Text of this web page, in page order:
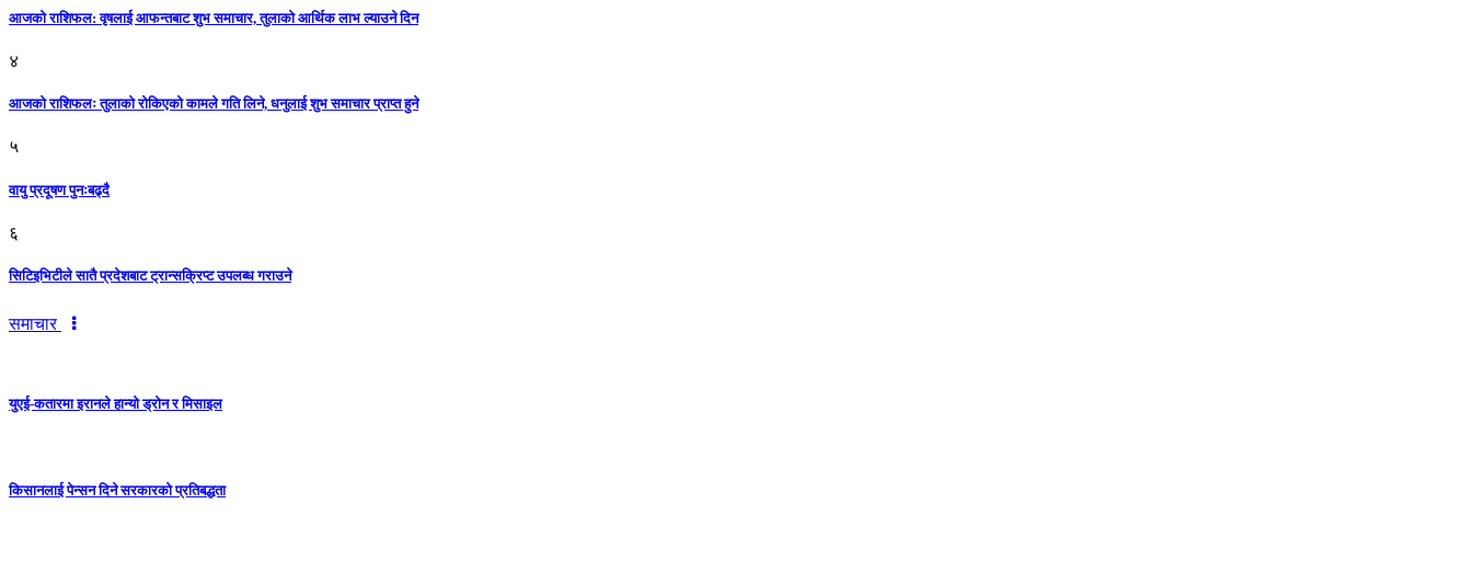
आजकाे राशिफल: वृषलाई आफन्तबाट शुभ समाचार, तुलाकाे आर्थिक लाभ ल्याउने दिन
४
आजको राशिफलः तुलाकाे रोकिएको कामले गति लिने, धनुलाई शुभ समाचार प्राप्त हुने
५
वायु प्रदूषण पुनःबढ्दै
६
सिटिइभिटीले सातै प्रदेशबाट ट्रान्सक्रिप्ट उपलब्ध गराउने
समाचार
युएई-कतारमा इरानले हान्यो ड्रोन र मिसाइल
किसानलाई पेन्सन दिने सरकारको प्रतिबद्धता